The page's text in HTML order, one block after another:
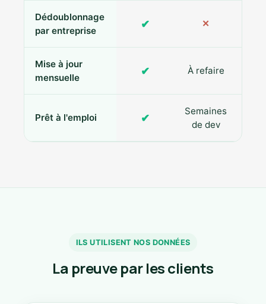
Dédoublonnage
par entreprise
✔ ✕
Mise à jour
mensuelle
✔ À refaire
Prêt à l'emploi ✔
Semaines
de dev
ILS UTILISENT NOS DONNÉES
La preuve par les clients